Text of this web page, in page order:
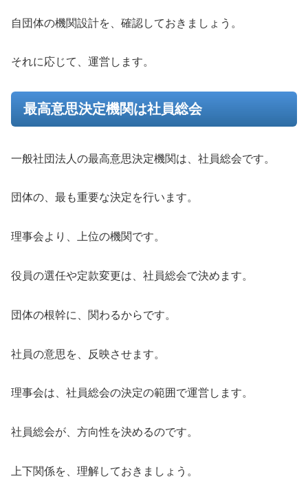
自団体の機関設計を、確認しておきましょう。
それに応じて、運営します。
最高意思決定機関は社員総会
一般社団法人の最高意思決定機関は、社員総会です。
団体の、最も重要な決定を行います。
理事会より、上位の機関です。
役員の選任や定款変更は、社員総会で決めます。
団体の根幹に、関わるからです。
社員の意思を、反映させます。
理事会は、社員総会の決定の範囲で運営します。
社員総会が、方向性を決めるのです。
上下関係を、理解しておきましょう。